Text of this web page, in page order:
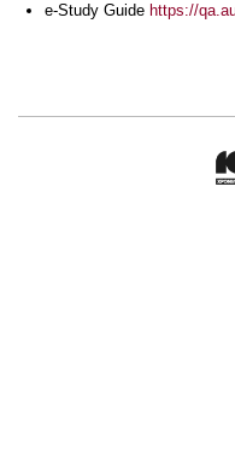
e-Study Guide https://